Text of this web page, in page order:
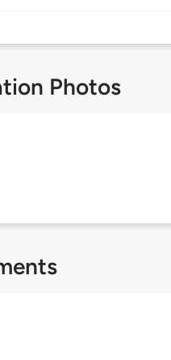
Photos